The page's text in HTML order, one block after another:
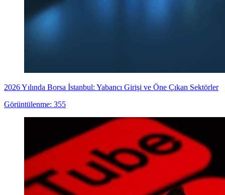
2026 Yılında Borsa İstanbul: Yabancı Girişi ve Öne Çıkan Sektörler
Görüntülenme: 355